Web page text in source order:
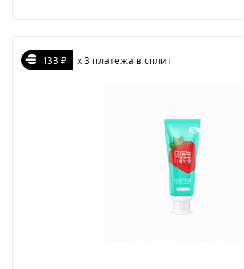
133 ₽ х 3 платежа в сплит